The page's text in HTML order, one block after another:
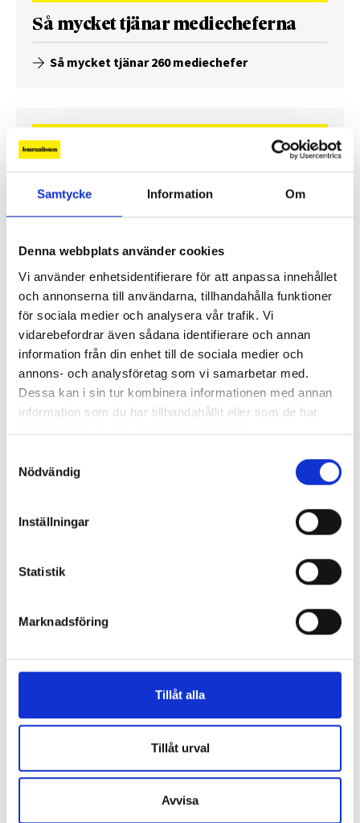
Samtycke Information Om
Denna webbplats använder cookies
Vi använder enhetsidentifierare för att anpassa innehållet
och annonserna till användarna, tillhandahålla funktioner
för sociala medier och analysera vår trafik. Vi
vidarebefordrar även sådana identifierare och annan
information från din enhet till de sociala medier och
annons- och analysföretag som vi samarbetar med.
Dessa kan i sin tur kombinera informationen med annan
information som du har tillhandahållit eller som de har
samlat in när du har använt deras tjänster.
Nödvändig
Inställningar
Statistik
Marknadsföring
Tillåt alla
Tillåt urval
Avvisa
Så mycket tjänar mediecheferna
Så mycket tjänar 260 mediechefer
Enorma skillnader mellan
chefredaktörerna
Så mycket tjänar dagspresscheferna
En välfylld telefonbok och foträta skor – två
centrala arbetsredskap för politikreportrar.
Davidsson och Expressens Max V Karlsson under
upptakten till den långa valrörelsen 2026